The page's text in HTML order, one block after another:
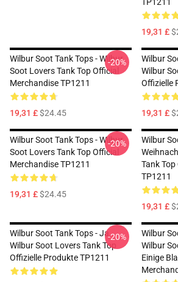
19,31 £
Wilbur Soot Tank Tops - Wilbur
Soot Lovers Tank Top Official
Merchandise TP1211
19,31 £$24.45
-20%
Wilbur
Wilbur
Offizielle
19,31 £
Wilbur Soot Tank Tops - Wilbur
Soot Lovers Tank Top Official
Merchandise TP1211
19,31 £$24.45
-20%
Wilbur
Tank
TP1211
19,31 £
Wilbur Soot Tank Tops - Ja.
Wilbur Soot Lovers Tank Top
Offizielle Produkte TP1211
-20%
Wilbur
Wilbur
Einige